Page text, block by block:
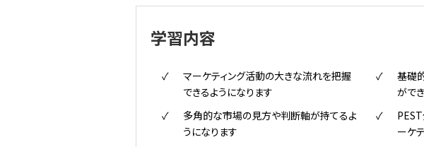
学習内容
マーケティング活動の大きな流れを把握
できるようになります
基礎
がで
多角的な市場の見方や判断軸が持てるよ
うになります
ーケ